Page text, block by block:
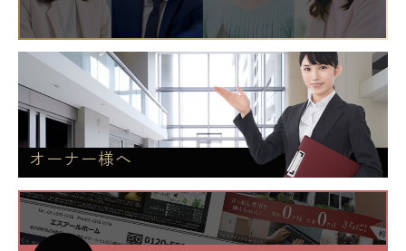
オーナー様へ